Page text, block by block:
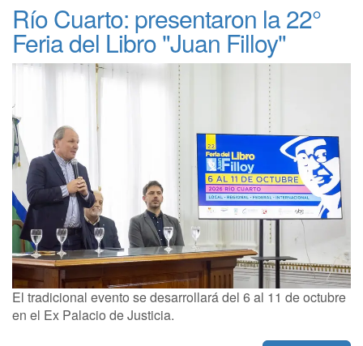
Río Cuarto: presentaron la 22°
Feria del Libro "Juan Filloy"
El tradicional evento se desarrollará del 6 al 11 de octubre
en el Ex Palacio de Justicia.